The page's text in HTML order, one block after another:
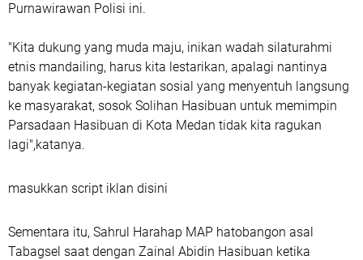
Purnawirawan Polisi ini.
"Kita dukung yang muda maju, inikan wadah silaturahmi
etnis mandailing, harus kita lestarikan, apalagi nantinya
banyak kegiatan-kegiatan sosial yang menyentuh langsung
ke masyarakat, sosok Solihan Hasibuan untuk memimpin
Parsadaan Hasibuan di Kota Medan tidak kita ragukan
lagi",katanya.
masukkan script iklan disini
Sementara itu, Sahrul Harahap MAP hatobangon asal
Tabagsel saat dengan Zainal Abidin Hasibuan ketika